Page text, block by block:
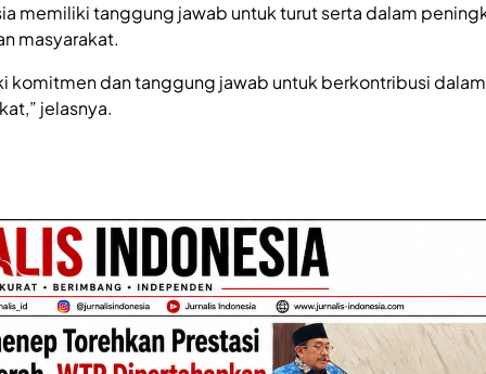
memiliki tanggung jawab untuk turut serta dalam
masyarakat.
komitmen dan tanggung jawab untuk berkontribusi
jelasnya.